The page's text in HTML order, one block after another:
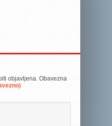
objavljena. Obavezna